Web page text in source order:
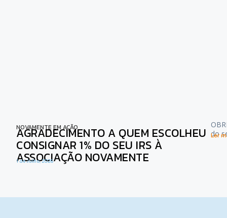
NOVAMENTE EM AÇÃO
AGRADECIMENTO A QUEM ESCOLHEU
CONSIGNAR 1% DO SEU IRS À
ASSOCIAÇÃO NOVAMENTE
1 de Julho, 2026
do
Ler